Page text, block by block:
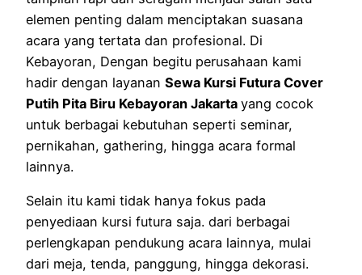
elemen penting dalam menciptakan suasana
acara yang tertata dan profesional. Di
Kebayoran, Dengan begitu perusahaan kami
hadir dengan layanan Sewa Kursi Futura Cover
Putih Pita Biru Kebayoran Jakarta yang cocok
untuk berbagai kebutuhan seperti seminar,
pernikahan, gathering, hingga acara formal
lainnya.
Selain itu kami tidak hanya fokus pada
penyediaan kursi futura saja. dari berbagai
perlengkapan pendukung acara lainnya, mulai
dari meja, tenda, panggung, hingga dekorasi.